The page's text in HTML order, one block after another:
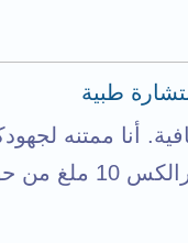
طبية
أنا ممتنه